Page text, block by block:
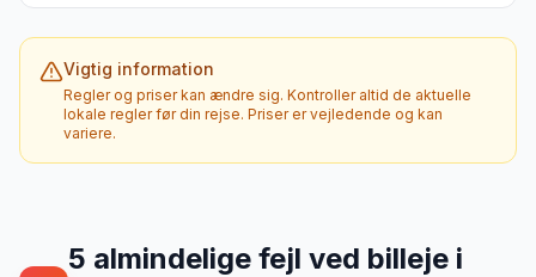
Vigtig information
Regler og priser kan ændre sig. Kontroller altid de aktuelle
lokale regler før din rejse. Priser er vejledende og kan
variere.
5 almindelige fejl ved billeje i